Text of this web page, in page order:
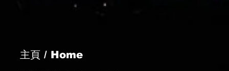
轉場謀突破
主頁 / Home